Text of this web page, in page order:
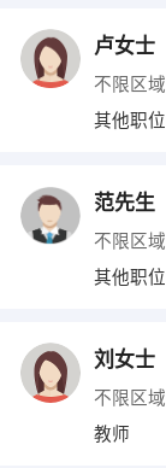
其他职位
卢女士
不限区域
其他职位
范先生
不限区域
其他职位
刘女士
不限区域
教师